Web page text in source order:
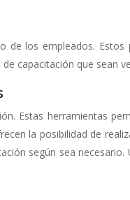
los empleados.
capacitación que sean
Estas herramientas
la posibilidad de
según sea